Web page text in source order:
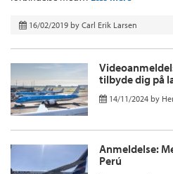
16/02/2019 by Carl Erik Larsen
tilbyde dig på
14/11/2024 by
Anmeldelse:
Perú